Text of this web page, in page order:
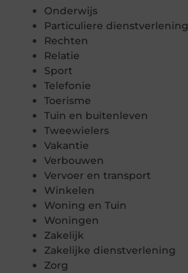
Onderwijs
Particuliere dienstverlening
Rechten
Relatie
Sport
Telefonie
Toerisme
Tuin en buitenleven
Tweewielers
Vakantie
Verbouwen
Vervoer en transport
Winkelen
Woning en Tuin
Woningen
Zakelijk
Zakelijke dienstverlening
Zorg